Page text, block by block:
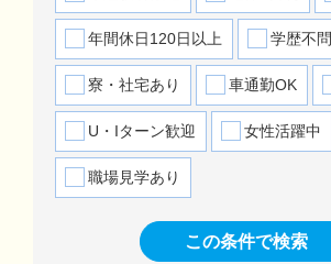
年間休日120日以上 学歴不問
寮・社宅あり 車通勤OK
U・Iターン歓迎 女性活躍中
職場見学あり
この条件で検索